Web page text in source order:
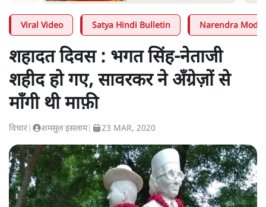
Viral Video Satya Hindi Bulletin Narendra Modi
शहादत दिवस : भगत सिंह-नेताजी
शहीद हो गए, सावरकर ने अँग्रेज़ों से
माँगी थी माफ़ी
विचार शमसुल इसलाम| 23 MAR, 2020